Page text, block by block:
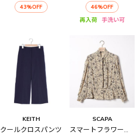
43%OFF 46%OFF
再入荷 手洗い可
KEITH
クールクロスパンツ
SCAPA
スマートフラワー長袖ブラウス